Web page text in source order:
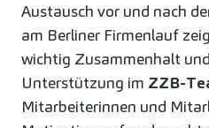
Austausch vor und nach
am Berliner Firmenlauf
wichtig Zusammenhalt
Unterstützung im ZZB-
Mitarbeiterinnen und